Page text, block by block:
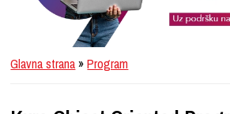
O IT AKADEMIJI
Glavna strana»Program